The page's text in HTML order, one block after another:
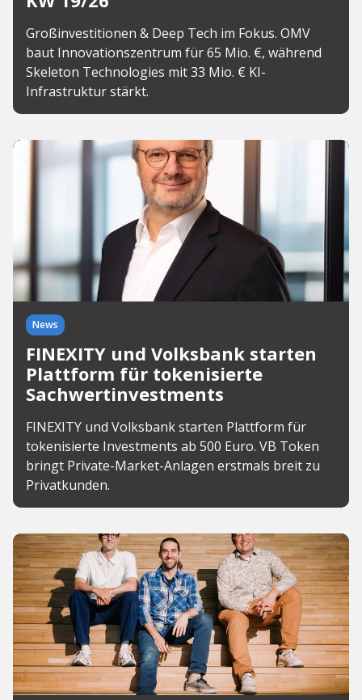
Großinvestitionen & Deep Tech im Fokus. OMV
baut Innovationszentrum für 65 Mio. €, während
Skeleton Technologies mit 33 Mio. € KI-
Infrastruktur stärkt.
News
FINEXITY und Volksbank starten
Plattform für tokenisierte
Sachwertinvestments
FINEXITY und Volksbank starten Plattform für
tokenisierte Investments ab 500 Euro. VB Token
bringt Private-Market-Anlagen erstmals breit zu
Privatkunden.